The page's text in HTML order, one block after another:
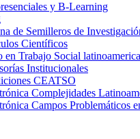
y B-Learning
de Semilleros de
Científicos
en Trabajo Social
Institucionales
CEATSO
Complejidades
Campos Problemáticos